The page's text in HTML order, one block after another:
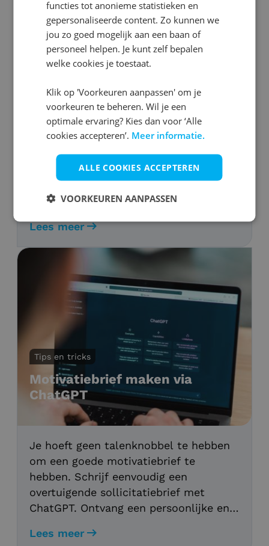
Werkgeluk
Waarom je vakantiedagen
opnemen slim is
Ontdek waarom je vakantiedagen
opnemen een slimme zet is. Lees hoe
vakanties bijdragen aan je gezondheid,
succesvolle carrière.
Lees meer
Tips en tricks
Motivatiebrief maken via
ChatGPT
Je hoeft geen talenknobbel te hebben
om een goede motivatiebrief te
hebben. Schrijf eenvoudig een
overtuigende sollicitatiebrief met
ChatGPT. Ontvang een persoonlijke en
afgestemd op de functie en jouw
Lees meer
functies tot anonieme statistieken en
gepersonaliseerde content. Zo kunnen we
jou zo goed mogelijk aan een baan of
personeel helpen. Je kunt zelf bepalen
welke cookies je toestaat.
Klik op 'Voorkeuren aanpassen' om je
voorkeuren te beheren. Wil je een
optimale ervaring? Kies dan voor ‘Alle
cookies accepteren’. Meer informatie.
ALLE COOKIES ACCEPTEREN
VOORKEUREN AANPASSEN